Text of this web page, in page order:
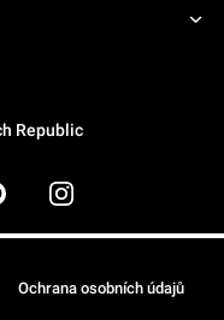
Republic
Ochrana osobních údajů